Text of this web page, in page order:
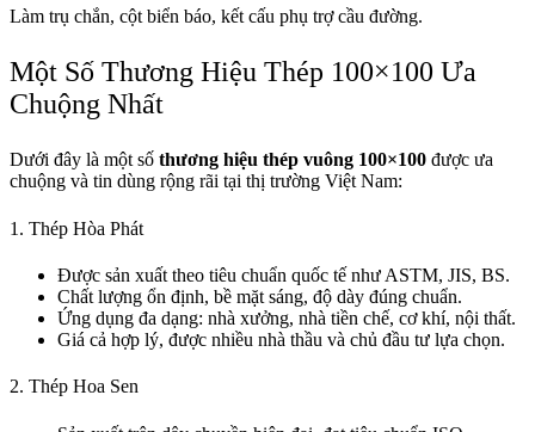
Làm trụ chắn, cột biển báo, kết cấu phụ trợ cầu đường.
Một Số Thương Hiệu Thép 100×100 Ưa
Chuộng Nhất
Dưới đây là một số thương hiệu thép vuông 100×100 được ưa
chuộng và tin dùng rộng rãi tại thị trường Việt Nam:
1. Thép Hòa Phát
Được sản xuất theo tiêu chuẩn quốc tế như ASTM, JIS, BS.
Chất lượng ổn định, bề mặt sáng, độ dày đúng chuẩn.
Ứng dụng đa dạng: nhà xưởng, nhà tiền chế, cơ khí, nội thất.
Giá cả hợp lý, được nhiều nhà thầu và chủ đầu tư lựa chọn.
2. Thép Hoa Sen